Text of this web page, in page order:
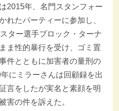
2015年、名門スタンフォー
れたパーティーに参加し、
ター選手ブロック・ターナ
ま性的暴行を受け、ゴミ置
件とともに加害者の量刑の
にミラーさんは回顧録を出
言をしたが実名と素顔を明
害の件を訴えた。